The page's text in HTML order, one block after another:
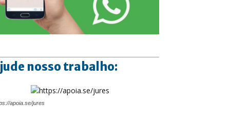
nosso trabalho:
apoia.se/jures